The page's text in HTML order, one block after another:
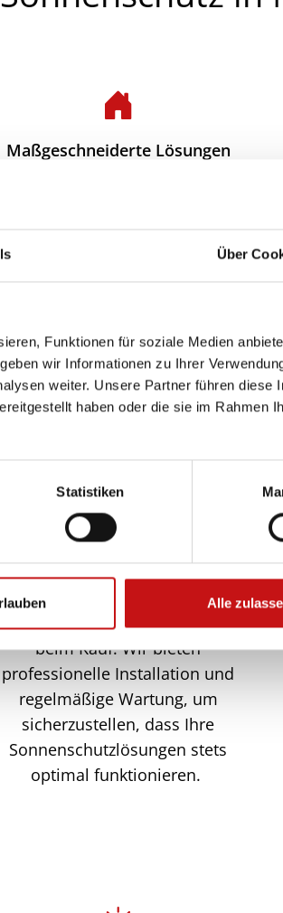
Über
Funktionen für soziale Medien
wir Informationen zu Ihrer
weiter. Unsere Partner führen diese
haben oder die sie im Rahmen
Statistiken
Alle
Maßgeschneiderte Lösungen
Sonnenschutzlösungen, die
perfekt auf Ihre Bedürfnisse
Experten beraten Sie
persönlich, um die beste
Lösung für Ihr Zuhause zu
finden.
Umfassender Service
Unser Service endet nicht
beim Kauf. Wir bieten
professionelle Installation und
regelmäßige Wartung, um
sicherzustellen, dass Ihre
Sonnenschutzlösungen stets
optimal funktionieren.